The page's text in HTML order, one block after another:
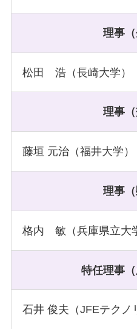
理事（
松田 浩（長崎大学）
理事（
藤垣 元治（福井大学）
理事（
格内 敏（兵庫県立大
特任理事（
石井 俊夫（JFEテクノ